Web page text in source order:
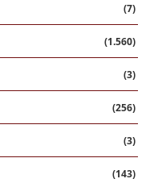
(7)
(1.560)
(3)
(256)
(3)
(143)